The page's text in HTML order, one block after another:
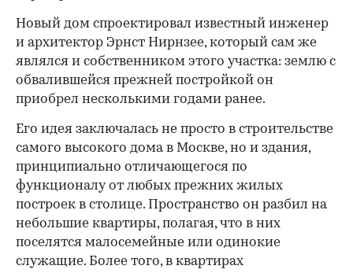
Новый дом спроектировал известный инженер
и архитектор Эрнст Нирнзее, который сам же
являлся и собственником этого участка: землю с
обвалившейся прежней постройкой он
приобрел несколькими годами ранее.
Его идея заключалась не просто в строительстве
самого высокого дома в Москве, но и здания,
принципиально отличающегося по
функционалу от любых прежних жилых
построек в столице. Пространство он разбил на
небольшие квартиры, полагая, что в них
поселятся малосемейные или одинокие
служащие. Более того, в квартирах